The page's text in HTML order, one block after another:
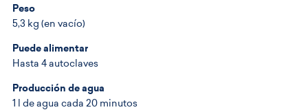
Peso
5,3 kg (en vacío)
Puede alimentar
Hasta 4 autoclaves
Producción de agua
1 l de agua cada 20 minutos